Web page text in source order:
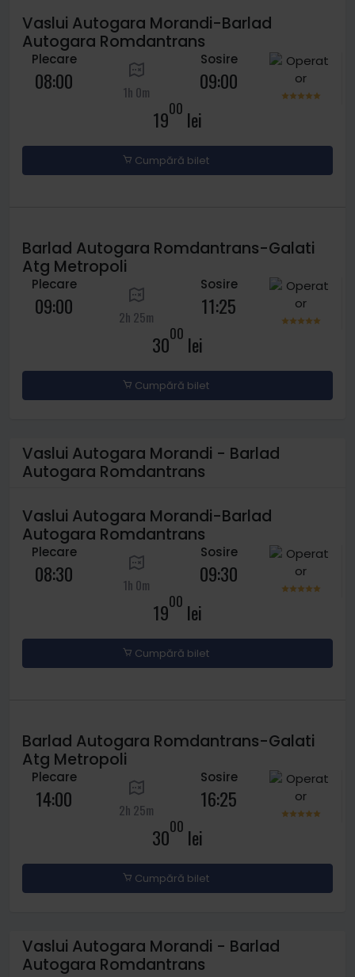
Vaslui Autogara Morandi-Barlad
Autogara Romdantrans
Plecare
08:00 1h 0m
Sosire
09:00
1900 lei
Cumpără bilet
Barlad Autogara Romdantrans-Galati
Atg Metropoli
Plecare
09:00 2h 25m
Sosire
11:25
3000 lei
Cumpără bilet
Vaslui Autogara Morandi - Barlad
Autogara Romdantrans
Vaslui Autogara Morandi-Barlad
Autogara Romdantrans
Plecare
08:30 1h 0m
Sosire
09:30
1900 lei
Cumpără bilet
Barlad Autogara Romdantrans-Galati
Atg Metropoli
Plecare
14:00 2h 25m
Sosire
16:25
3000 lei
Cumpără bilet
Vaslui Autogara Morandi - Barlad
Autogara Romdantrans